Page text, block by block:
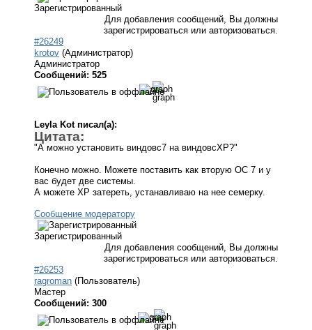
Зарегистрированный
Для добавления сообщений, Вы должны
зарегистрироваться или авторизоваться.
#26249
krotov (Администратор)
Администратор
Сообщений: 525
Leyla Kot писал(а):
Цитата:
"А можно установить виндовс7 на виндовсХР?"
Конечно можно. Можете поставить как вторую ОС 7 и у
вас будет две системы.
А можете ХР затереть, устанавливаю на нее семерку.
Сообщение модератору
Зарегистрированный
Для добавления сообщений, Вы должны
зарегистрироваться или авторизоваться.
#26253
ragroman (Пользователь)
Мастер
Сообщений: 300